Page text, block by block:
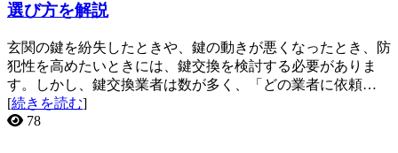
選び方を解説
玄関の鍵を紛失したときや、鍵の動きが悪くなったとき、防
犯性を高めたいときには、鍵交換を検討する必要がありま
す。しかし、鍵交換業者は数が多く、「どの業者に依頼…
[続きを読む]
78